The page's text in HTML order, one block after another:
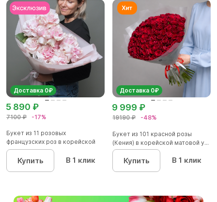
Доставка 0₽
7100 ₽ -17%
5 890 ₽
Букет из 11 розовых
французских роз в корейской
упаковк...
Купить В 1 клик
Доставка 0₽
19190 ₽ -48%
9 999 ₽
Букет из 101 красной розы
(Кения) в корейской матовой у...
Купить В 1 клик